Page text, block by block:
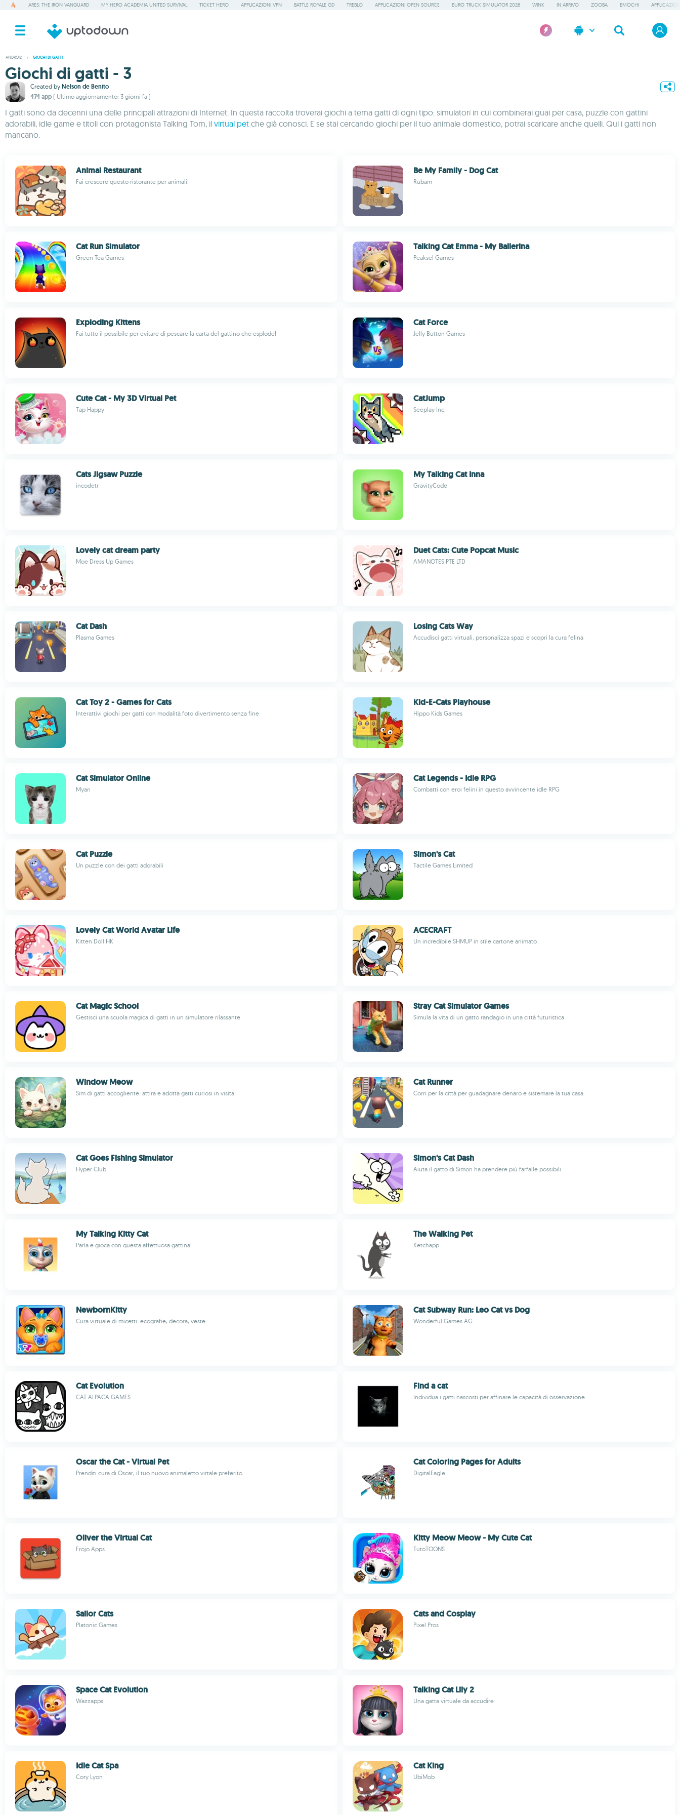
ARES: THE IRON VANGUARD MY HERO ACADEMIA UNITED SURVIVAL TICKET HERO APPLICAZIONI VPN BATTLE ROYALE GD TREBLO APPLICAZIONI OPEN SOURCE EURO TRUCK SIMULATOR 2026 WINK IN ARRIVO ZOOBA EMOCHI
ANDROID / GIOCHI DI GATTI
Giochi di gatti - 3
Created by Nelson de Benito
474 app ( Ultimo aggiornamento: 3 giorni fa )
I gatti sono da decenni una delle principali attrazioni di Internet. In questa raccolta troverai giochi a tema gatti di ogni tipo: simulatori in cui combinerai guai per casa, puzzle con gattini
adorabili, idle game e titoli con protagonista Talking Tom, il virtual pet che già conosci. E se stai cercando giochi per il tuo animale domestico, potrai scaricare anche quelli. Qui i gatti non
mancano.
Animal Restaurant
Fai crescere questo ristorante per animali!
Be My Family - Dog Cat
Rubam
Cat Run Simulator
Green Tea Games
Talking Cat Emma - My Ballerina
Peaksel Games
Exploding Kittens
Fai tutto il possibile per evitare di pescare la carta del gattino che esplode!
Cat Force
Jelly Button Games
Cute Cat - My 3D Virtual Pet
Tap Happy
CatJump
Seeplay Inc.
Cats Jigsaw Puzzle
incodetr
My Talking Cat Inna
GravityCode
Lovely cat dream party
Moe Dress Up Games
Duet Cats: Cute Popcat Music
AMANOTES PTE LTD
Cat Dash
Plasma Games
Losing Cats Way
Accudisci gatti virtuali, personalizza spazi e scopri la cura felina
Cat Toy 2 - Games for Cats
Interattivi giochi per gatti con modalità foto divertimento senza fine
Kid-E-Cats Playhouse
Hippo Kids Games
Cat Simulator Online
Myan
Cat Legends - Idle RPG
Combatti con eroi felini in questo avvincente idle RPG
Cat Puzzle
Un puzzle con dei gatti adorabili
Simon's Cat
Tactile Games Limited
Lovely Cat World Avatar Life
Kitten Doll HK
ACECRAFT
Un incredibile SHMUP in stile cartone animato
Cat Magic School
Gestisci una scuola magica di gatti in un simulatore rilassante
Stray Cat Simulator Games
Simula la vita di un gatto randagio in una città futuristica
Window Meow
Sim di gatti accogliente: attira e adotta gatti curiosi in visita
Cat Runner
Corri per la città per guadagnare denaro e sistemare la tua casa
Cat Goes Fishing Simulator
Hyper Club
Simon's Cat Dash
Aiuta il gatto di Simon ha prendere più farfalle possibili
My Talking Kitty Cat
Parla e gioca con questa affettuosa gattina!
The Walking Pet
Ketchapp
NewbornKitty
Cura virtuale di micetti: ecografie, decora, veste
Cat Subway Run: Leo Cat vs Dog
Wonderful Games AG
Cat Evolution
CAT ALPACA GAMES
Find a cat
Individua i gatti nascosti per affinare le capacità di osservazione
Oscar the Cat - Virtual Pet
Prenditi cura di Oscar, il tuo nuovo animaletto virtale preferito
Cat Coloring Pages for Adults
DigitalEagle
Oliver the Virtual Cat
Frojo Apps
Kitty Meow Meow - My Cute Cat
TutoTOONS
Sailor Cats
Platonic Games
Cats and Cosplay
Pixel Pros
Space Cat Evolution
Wazzapps
Talking Cat Lily 2
Una gatta virtuale da accudire
Idle Cat Spa
Cory Lyon
Cat King
UbiMob